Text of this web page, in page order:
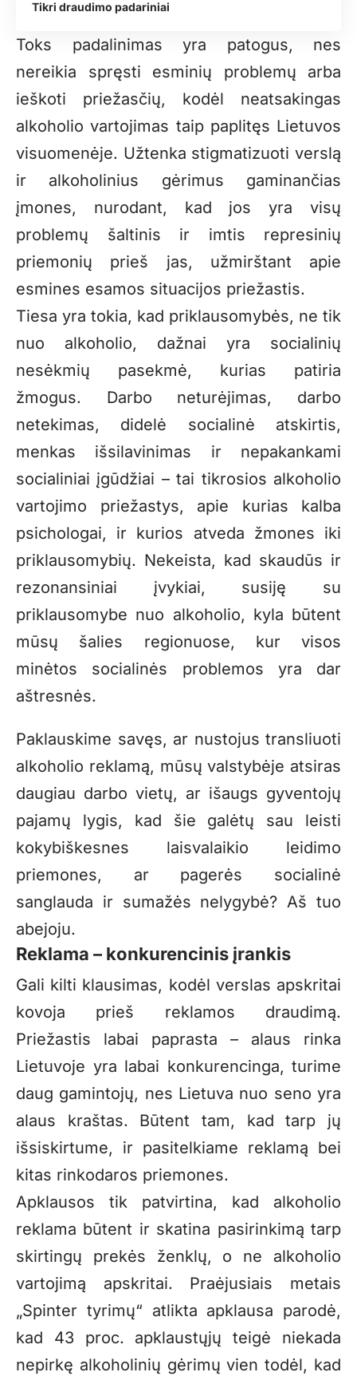
Tikri draudimo padariniai
Toks padalinimas yra patogus, nes
nereikia spręsti esminių problemų arba
ieškoti priežasčių, kodėl neatsakingas
alkoholio vartojimas taip paplitęs Lietuvos
visuomenėje. Užtenka stigmatizuoti verslą
ir alkoholinius gėrimus gaminančias
įmones, nurodant, kad jos yra visų
problemų šaltinis ir imtis represinių
priemonių prieš jas, užmirštant apie
esmines esamos situacijos priežastis.
Tiesa yra tokia, kad priklausomybės, ne tik
nuo alkoholio, dažnai yra socialinių
nesėkmių pasekmė, kurias patiria
žmogus. Darbo neturėjimas, darbo
netekimas, didelė socialinė atskirtis,
menkas išsilavinimas ir nepakankami
socialiniai įgūdžiai – tai tikrosios alkoholio
vartojimo priežastys, apie kurias kalba
psichologai, ir kurios atveda žmones iki
priklausomybių. Nekeista, kad skaudūs ir
rezonansiniai įvykiai, susiję su
priklausomybe nuo alkoholio, kyla būtent
mūsų šalies regionuose, kur visos
minėtos socialinės problemos yra dar
aštresnės.
Paklauskime savęs, ar nustojus transliuoti
alkoholio reklamą, mūsų valstybėje atsiras
daugiau darbo vietų, ar išaugs gyventojų
pajamų lygis, kad šie galėtų sau leisti
kokybiškesnes laisvalaikio leidimo
priemones, ar pagerės socialinė
sanglauda ir sumažės nelygybė? Aš tuo
abejoju.
Reklama – konkurencinis įrankis
Gali kilti klausimas, kodėl verslas apskritai
kovoja prieš reklamos draudimą.
Priežastis labai paprasta – alaus rinka
Lietuvoje yra labai konkurencinga, turime
daug gamintojų, nes Lietuva nuo seno yra
alaus kraštas. Būtent tam, kad tarp jų
išsiskirtume, ir pasitelkiame reklamą bei
kitas rinkodaros priemones.
Apklausos tik patvirtina, kad alkoholio
reklama būtent ir skatina pasirinkimą tarp
skirtingų prekės ženklų, o ne alkoholio
vartojimą apskritai. Praėjusiais metais
„Spinter tyrimų“ atlikta apklausa parodė,
kad 43 proc. apklaustųjų teigė niekada
nepirkę alkoholinių gėrimų vien todėl, kad